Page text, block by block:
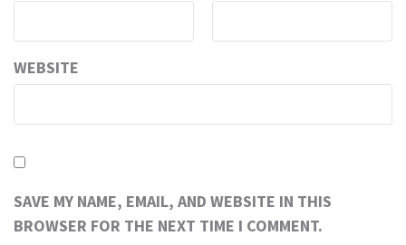
WEBSITE
SAVE MY NAME, EMAIL, AND WEBSITE IN THIS
BROWSER FOR THE NEXT TIME I COMMENT.